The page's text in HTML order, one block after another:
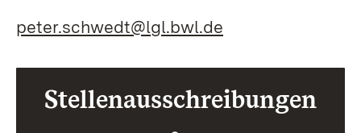
peter.schwedt@lgl.bwl.de
Stellenausschreibungen